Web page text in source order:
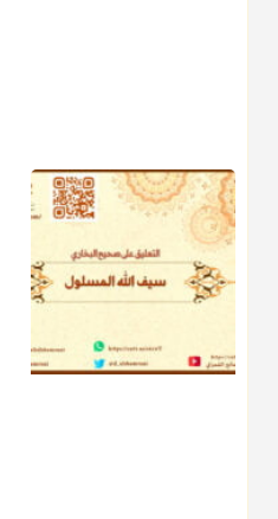
الصاع..فمن شق عليه إخراج الطعام
أ.د. صالح الشمراني
دفعزكاة الفطرللمسكين
دفعها للبعيد ولا تغرك
منذ 3 شهر